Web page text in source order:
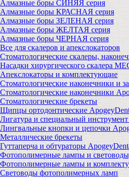
Алмазные боры СИНЯЯ серия
Алмазные боры КРАСНАЯ серия
Алмазные боры ЗЕЛЕНАЯ серия
Алмазные боры ЖЕЛТАЯ серия
Алмазные боры ЧЕРНАЯ серия
Все для скалеров и апекслокаторов
Стоматологические скалеры,
Насадки хирургического скалера
Апекслокаторы и комплектующие
Стоматологические наконечники и
Стоматологические наконечники
Стоматологические брекеты
Щипцы ортодонтические
Лигатура и специальный инструмент
Лингвальные кнопки и цепочки
Металлические брекеты
Гуттаперча и обтураторы
Фотополимерные лампы и
Фотополимерные лампы и
Световоды фотополимерных ламп